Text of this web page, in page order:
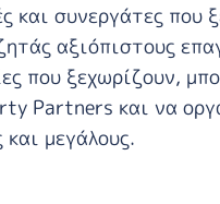
και συνεργάτες που
αξιόπιστους
που ξεχωρίζουν,
Partners και να
και μεγάλους.